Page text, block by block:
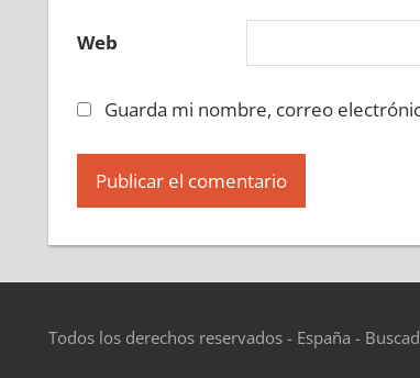
Web
Guarda mi nombre, correo
Todos los derechos reservados - España -